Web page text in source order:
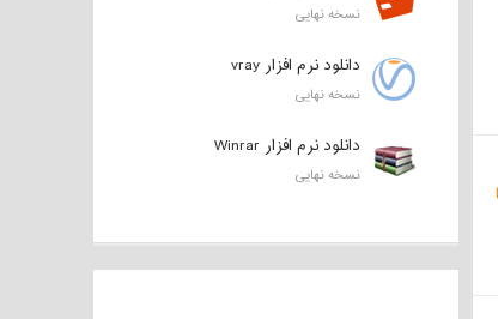
نسخه نهایی
دانلود نرم افزار vray
نسخه نهایی
دانلود نرم افزار Winrar
نسخه نهایی